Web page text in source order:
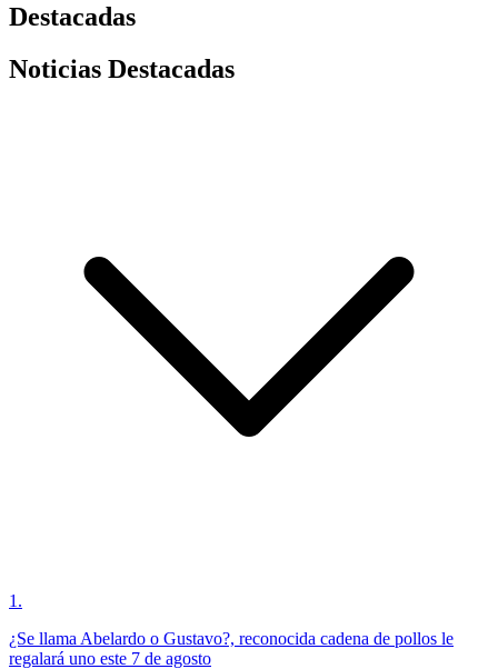
Destacadas
Noticias Destacadas
1 .
¿Se llama Abelardo o Gustavo?, reconocida cadena de pollos le
regalará uno este 7 de agosto